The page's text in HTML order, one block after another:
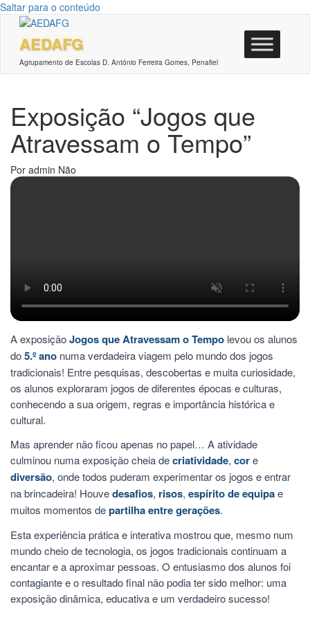
Saltar para o conteúdo
AEDAFG
Agrupamento de Escolas D. António Ferreira Gomes, Penafiel
Exposição “Jogos que
Atravessam o Tempo”
Por admin Não
A exposiçãoJogos que Atravessam o Tempo levou os alunos
do5.º ano numa verdadeira viagem pelo mundo dos jogos
tradicionais! Entre pesquisas, descobertas e muita curiosidade,
os alunos exploraram jogos de diferentes épocas e culturas,
conhecendo a sua origem, regras e importância histórica e
cultural.
Mas aprender não ficou apenas no papel… A atividade
culminou numa exposição cheia decriatividade, core
diversão, onde todos puderam experimentar os jogos e entrar
na brincadeira! Houvedesafios, risos, espírito de equipae
muitos momentos departilha entre gerações.
Esta experiência prática e interativa mostrou que, mesmo num
mundo cheio de tecnologia, os jogos tradicionais continuam a
encantar e a aproximar pessoas. O entusiasmo dos alunos foi
contagiante e o resultado final não podia ter sido melhor: uma
exposição dinâmica, educativa e um verdadeiro sucesso!